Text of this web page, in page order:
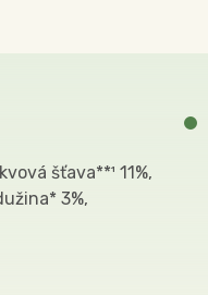
šťava**¹ 11%,
3%,